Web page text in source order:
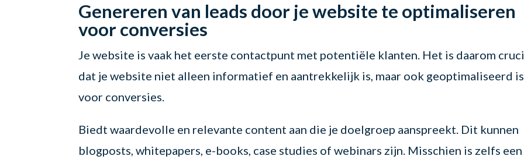
Genereren van leads door je website te optimaliseren
voor conversies
Je website is vaak het eerste contactpunt met potentiële klanten. Het is daarom
dat je website niet alleen informatief en aantrekkelijk is, maar ook geoptimaliseerd is
voor conversies.
Biedt waardevolle en relevante content aan die je doelgroep aanspreekt. Dit kunnen
blogposts, whitepapers, e-books, case studies of webinars zijn. Misschien is zelfs een